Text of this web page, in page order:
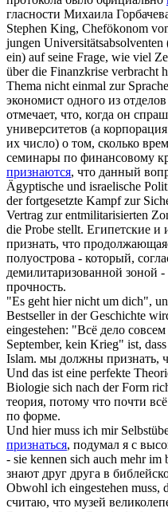
гласности Михаила
Stephen King, Chefökonom
jungen
ein) auf seine Frage, wie viel
über die Finanzkrise verbracht
Thema nicht einmal zur
экономист одного из
отмечает, что, когда он
университетов (а
их число) о том, сколько
семинары по финансовому
признаются, что данный
Ägyptische und israelische
der fortgesetzte Kampf zur
Vertrag zur entmilitarisierten
die Probe stellt. Египетские и
признать, что
полуострова - который,
демилитаризованной зоной
прочность.
"Es geht hier nicht um dich",
Bestseller in der Geschichte
eingestehen: "Всё дело
September, kein Krieg" ist,
Islam. мы должны признать,
Und das ist eine perfekte
Biologie sich nach der Form
теория, потому что почти
по форме.
Und hier muss ich mir
признаться, подумал я с
- sie kennen sich auch mehr im
знают друг друга в
Obwohl ich eingestehen muss,
считаю, что музей